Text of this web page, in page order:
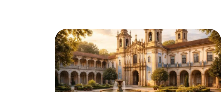
Activités